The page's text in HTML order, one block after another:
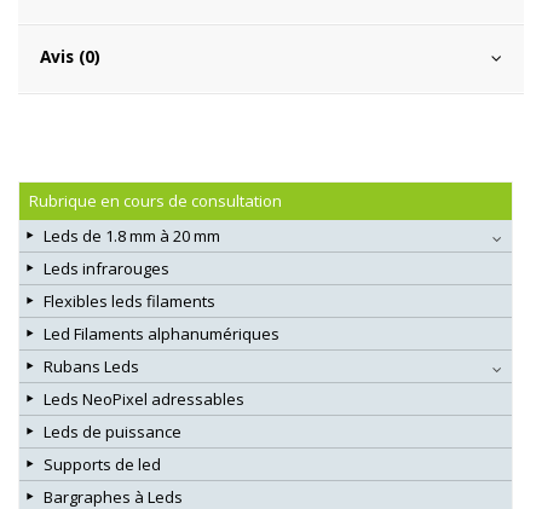
Avis (0)
Rubrique en cours de consultation
Leds de 1.8 mm à 20 mm
Leds infrarouges
Flexibles leds filaments
Led Filaments alphanumériques
Rubans Leds
Leds NeoPixel adressables
Leds de puissance
Supports de led
Bargraphes à Leds